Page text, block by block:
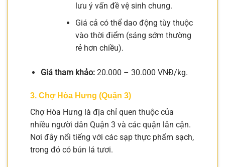
lưu ý vấn đề vệ sinh chung.
Giá cả có thể dao động tùy thuộc
vào thời điểm (sáng sớm thường
rẻ hơn chiều).
Giá tham khảo:20.000 – 30.000 VNĐ/kg.
3. Chợ Hòa Hưng (Quận 3)
Chợ Hòa Hưng là địa chỉ quen thuộc của
nhiều người dân Quận 3 và các quận lân cận.
Nơi đây nổi tiếng với các sạp thực phẩm sạch,
trong đó có bún lá tươi.